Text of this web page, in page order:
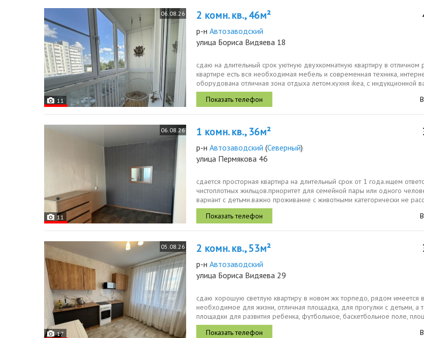
06.08.26
11
2 комн. кв., 46м²
р-н Автозаводский
улица Бориса Видяева 18
сдаю на длительный срок уютную двухкомнатную квартиру в отличном
квартире есть вся необходимая мебель и современная техника,
оборудована отличная зона отдыха летом.кухня ikea, с индукционной
панелью и...
06.08.26
11
1 комн. кв., 36м²
р-н Автозаводский (Северный)
улица Пермякова 46
сдается просторная квартира на длительный срок от 1 года.ищем
чистоплотных жильцов.приоритет для семейной пары или одного
вариант с детьми.важно проживание с животными категорически не
комнате...
05.08.26
17
2 комн. кв., 53м²
р-н Автозаводский
улица Бориса Видяева 29
сдаю хорошую светлую квартиру в новом жк торпедо, рядом имеется
необходимое для жизни, отличная площадка, для прогулки с детьми, а
площадки для развития ребенка, футбольное, баскетбольное поле,
физического развития...